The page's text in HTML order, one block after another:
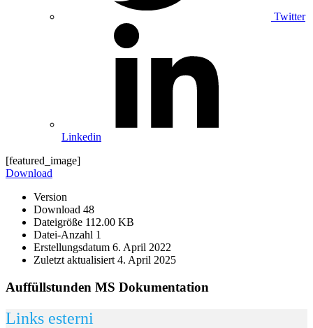
Twitter
Linkedin
[featured_image]
Download
Version
Download 48
Dateigröße 112.00 KB
Datei-Anzahl 1
Erstellungsdatum 6. April 2022
Zuletzt aktualisiert 4. April 2025
Auffüllstunden MS Dokumentation
Links esterni